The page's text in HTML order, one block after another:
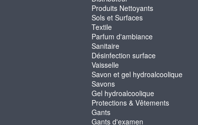
Produits Nettoyants
Sols et Surfaces
Textile
Parfum d'ambiance
Sanitaire
Désinfection surface
Vaisselle
Savon et gel hydroalcoolique
Savons
Gel hydroalcoolique
Protections & Vêtements
Gants
Gants d'examen